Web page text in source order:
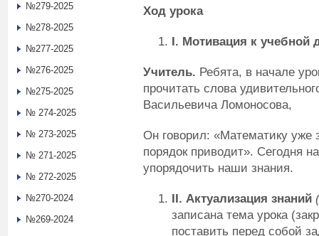
Ход урока
I. Мотивация к учебной
Учитель. Ребята, в начале
прочитать слова
Васильевича Ломоносова,
Он говорил: «Математику уже
порядок приводит». Сегодня
упорядочить наши знания.
II. Актуализация знаний
записана тема урока
поставить перед собой
№279-2025
№278-2025
№277-2025
№276-2025
№275-2025
№ 274-2025
№ 273-2025
№ 271-2025
№ 272-2025
№270-2024
№269-2024